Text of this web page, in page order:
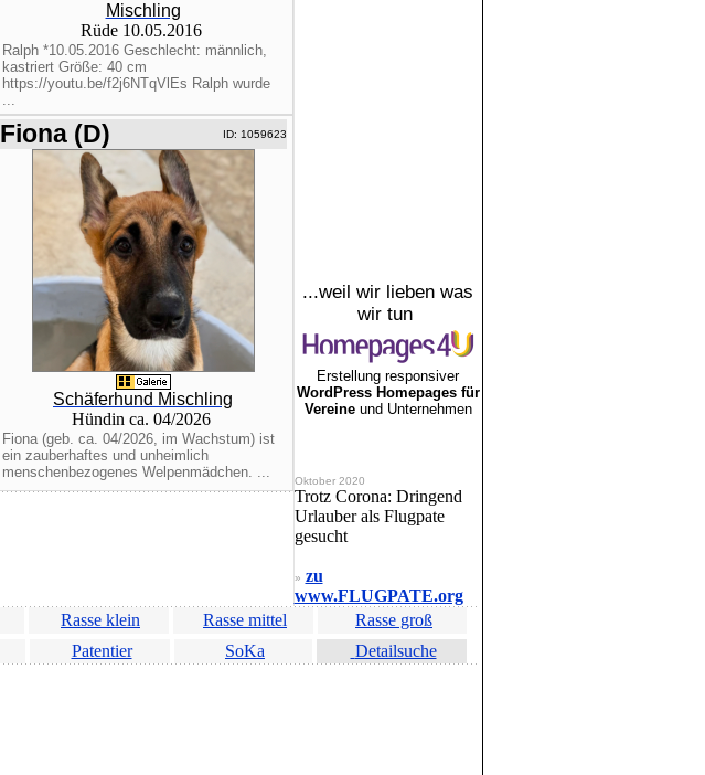
Mischling
Rüde 10.05.2016
Ralph *10.05.2016 Geschlecht: männlich,
kastriert Größe: 40 cm
https://youtu.be/f2j6NTqVlEs Ralph wurde
...
Fiona (D) ID: 1059623
Schäferhund Mischling
Hündin ca. 04/2026
Fiona (geb. ca. 04/2026, im Wachstum) ist
ein zauberhaftes und unheimlich
menschenbezogenes Welpenmädchen. ...
...weil wir lieben was
wir tun
Erstellung responsiver
WordPress Homepages für
Vereineund Unternehmen
Oktober 2020
Trotz Corona: Dringend
Urlauber als Flugpate
gesucht
» zu
www.FLUGPATE.org
Rasse klein Rasse mittel
Rasse groß
Patentier SoKa Detailsuche